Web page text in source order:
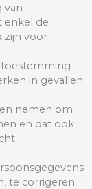
van
enkel de
zijn voor
toestemming
in gevallen
nemen om
en dat ook
te corrigeren